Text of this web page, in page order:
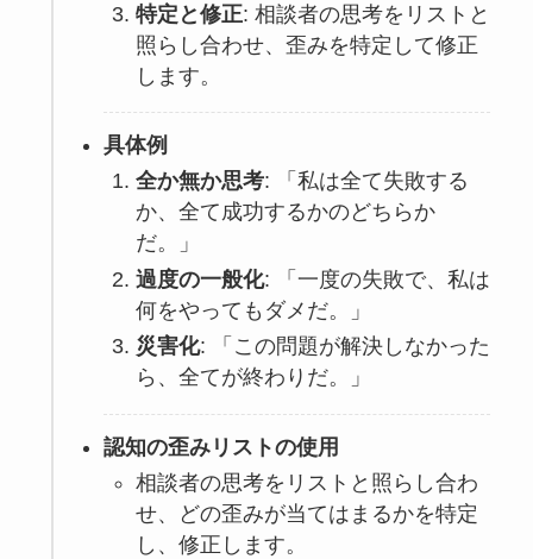
特定と修正: 相談者の思考をリストと
照らし合わせ、歪みを特定して修正
します。
具体例
全か無か思考: 「私は全て失敗する
か、全て成功するかのどちらか
だ。」
過度の一般化: 「一度の失敗で、私は
何をやってもダメだ。」
災害化: 「この問題が解決しなかった
ら、全てが終わりだ。」
認知の歪みリストの使用
相談者の思考をリストと照らし合わ
せ、どの歪みが当てはまるかを特定
し、修正します。